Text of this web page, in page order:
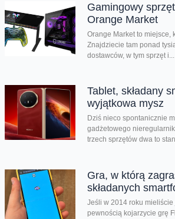
Gamingowy
Orange Market
Orange Market to miejsce,
Znajdziecie tam ponad
dostawców, w tym sprzęt i...
Tablet, składany
wyjątkowa mysz
Dziś nieco spontanicznie
gadżetowego
trzech sprzętów dwa to
Gra, w którą
składanych
Jeśli w 2014 roku
pewnością kojarzycie grę